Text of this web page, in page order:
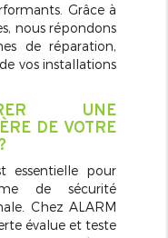
Grâce à
nous répondons
de réparation,
vos installations
UNE
DE VOTRE
essentielle pour
de sécurité
Chez ALARM
évalue et teste